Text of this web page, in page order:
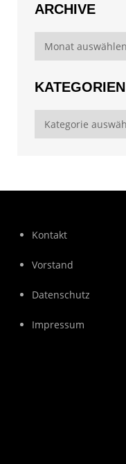
ARCHIVE
Archive
KATEGORIEN
Kategorien
Kontakt
Vorstand
Datenschutz
Impressum